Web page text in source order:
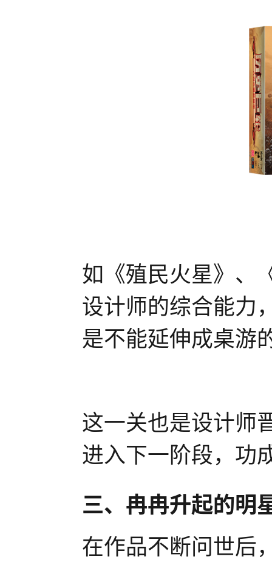
如《殖民火星》、
设计师的综合能力
是不能延伸成桌游
这一关也是设计师
进入下一阶段，功
三、冉冉升起的明
在作品不断问世后